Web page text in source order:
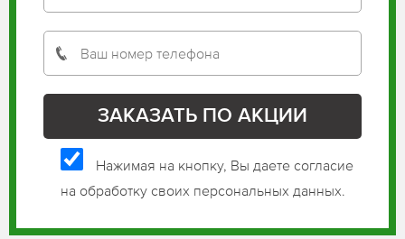
Нажимая на кнопку, Вы даете согласие
на обработку своих персональных данных.